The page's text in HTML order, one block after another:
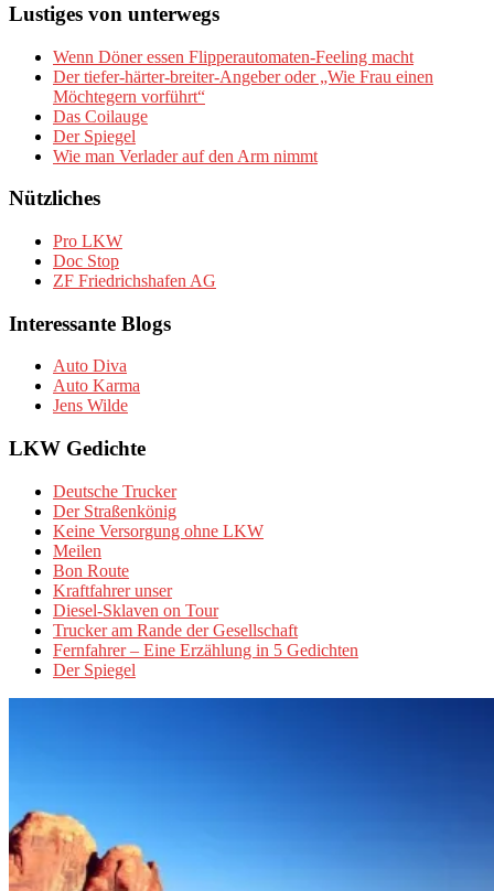
Lustiges von unterwegs
Wenn Döner essen Flipperautomaten-Feeling macht
Der tiefer-härter-breiter-Angeber oder „Wie Frau einen
Möchtegern vorführt“
Das Coilauge
Der Spiegel
Wie man Verlader auf den Arm nimmt
Nützliches
Pro LKW
Doc Stop
ZF Friedrichshafen AG
Interessante Blogs
Auto Diva
Auto Karma
Jens Wilde
LKW Gedichte
Deutsche Trucker
Der Straßenkönig
Keine Versorgung ohne LKW
Meilen
Bon Route
Kraftfahrer unser
Diesel-Sklaven on Tour
Trucker am Rande der Gesellschaft
Fernfahrer – Eine Erzählung in 5 Gedichten
Der Spiegel